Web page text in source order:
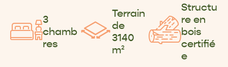
3
chamb
res
Terrain
de
3140
m²
Structu
re en
bois
certifié
e